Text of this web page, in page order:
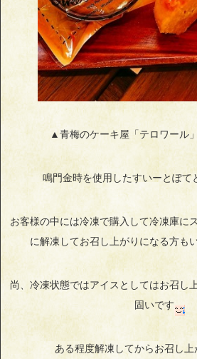
▲青梅のケーキ屋「テロワール
鳴門金時を使用したすいーとぽて
お客様の中には冷凍で購入して冷凍庫に
に解凍してお召し上がりになる方も
尚、冷凍状態ではアイスとしてはお召し
固いです
ある程度解凍してからお召し上